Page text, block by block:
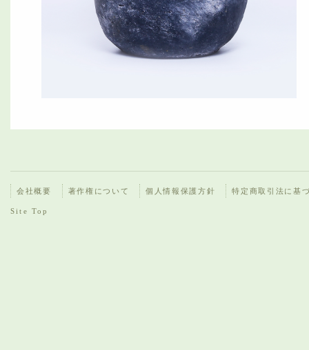
会社概要 著作権について 個人情報保護方針 特定商取引法に基
Site Top